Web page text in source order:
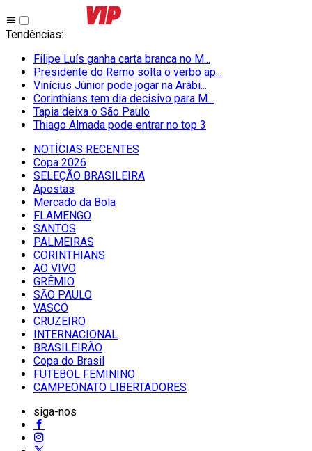
Tendências:
Filipe Luís ganha carta branca no M...
Presidente do Remo solta o verbo ap...
Vinícius Júnior pode jogar na Arábi...
Corinthians tem dia decisivo para M...
Tapia deixa o São Paulo
Thiago Almada pode entrar no top 3
NOTÍCIAS RECENTES
Copa 2026
SELEÇÃO BRASILEIRA
Apostas
Mercado da Bola
FLAMENGO
SANTOS
PALMEIRAS
CORINTHIANS
AO VIVO
GRÊMIO
SĀO PAULO
VASCO
CRUZEIRO
INTERNACIONAL
BRASILEIRÃO
Copa do Brasil
FUTEBOL FEMININO
CAMPEONATO LIBERTADORES
siga-nos